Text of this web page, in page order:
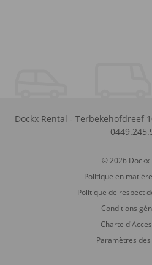
Dockx Rental - Terbekehofdreef
© 2026 Dockx
Politique en
Politique de respect
Conditions
Charte
Paramètres